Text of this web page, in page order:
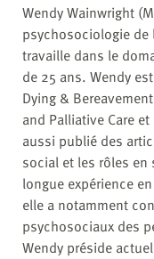
Wendy Wainwright
psychosociologie de
travaille dans le
de 25 ans. Wendy
Dying &
and Palliative Care
aussi publié des
social et les rôles
longue expérience
elle a notamment
psychosociaux des
Wendy préside